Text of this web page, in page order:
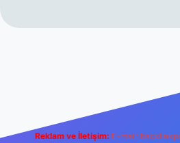
Reklam ve İletişim: E-mail: